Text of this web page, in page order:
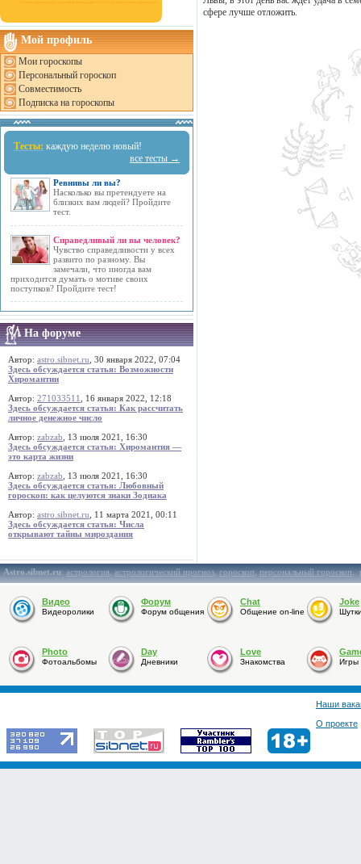
Мой профиль
Мои гороскопы
Персональный гороскоп
Совместимость
Подписка на гороскопы
Тесты: каждую неделю новый!
все тесты →
Ревнивы ли вы?
Насколько вы претендуете на
близких вам людей? Пройдите
тест.
Справедливый ли вы человек?
Чувство справедливости у всех
развито по разному. Вы
замечали, что иногда вам
приходится думать о мотиве своих
поступков? Пройдите тест!
На форуме
Автор: astro.sibnet.ru , 30 января 2022, 07:04
Здесь обсуждается статья: Возможности
Хиромантии
Автор: 271033511
, 16 января 2022, 12:18
Здесь обсуждается статья: Как рассчитать
личное денежное число
Автор: zabzab , 13 июля 2021, 16:30
Здесь обсуждается статья: Хиромантия —
это карта жизни
Автор: zabzab , 13 июля 2021, 16:30
Здесь обсуждается статья: Любовный
гороскоп: как целуются знаки Зодиака
Автор: astro.sibnet.ru , 11 марта 2021, 00:11
Здесь обсуждается статья: Числа
открывают тайны мироздания
сфере лучше отложить.
Astro.sibnet.ru:астрология,астрологический прогноз,гороскоп,персональный гороскоп,
Видео
Видеоролики
Форум
Форум общения
Chat
Общение on-line
Joke
Photo
Фотоальбомы
Day
Дневники
Love
Знакомства Игры
Наши
О проекте